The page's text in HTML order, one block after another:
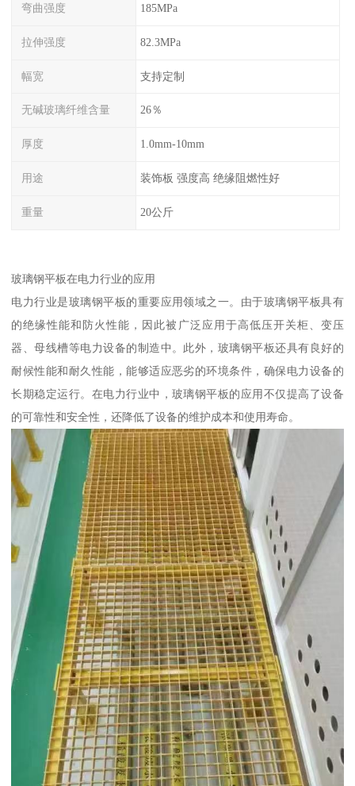
弯曲强度 185MPa
拉伸强度 82.3MPa
幅宽 支持定制
无碱玻璃纤维含量 26％
厚度 1.0mm-10mm
用途 装饰板 强度高 绝缘阻燃性好
重量 20公斤
玻璃钢平板在电力行业的应用
电力行业是玻璃钢平板的重要应用领域之一。由于玻璃钢平板具有
的绝缘性能和防火性能，因此被广泛应用于高低压开关柜、变压
器、母线槽等电力设备的制造中。此外，玻璃钢平板还具有良好的
耐候性能和耐久性能，能够适应恶劣的环境条件，确保电力设备的
长期稳定运行。在电力行业中，玻璃钢平板的应用不仅提高了设备
的可靠性和安全性，还降低了设备的维护成本和使用寿命。